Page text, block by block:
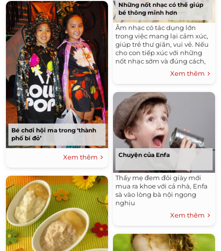
Bé chơi hội ma trong ‘thành
phố bí đỏ’
Xem thêm
Những nốt nhạc có thể giúp
bé thông minh hơn
Âm nhạc có tác dụng lớn
trong việc mang lại cảm xúc,
giúp trẻ thư giãn, vui vẻ. Nếu
cho con tiếp xúc với những
nốt nhạc sớm và đúng cách,
cha mẹ sẽ kích thích não bộ
bé phát triển tốt, trở nên
thông minh hơn.
Xem thêm
Chuyện của Enfa
Thấy mẹ đem đôi giày mới
mua ra khoe với cả nhà, Enfa
sà vào lòng bà nội ngọng
nghịu
Xem thêm